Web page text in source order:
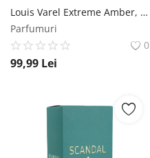
Louis Varel Extreme Amber, apa de parfum 100 ml, unisex Louis Varel
Parfumuri
0
99,99 Lei